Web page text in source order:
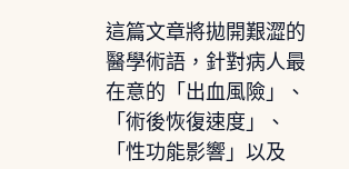
這篇文章將拋開艱澀的
醫學術語，針對病人最
在意的「出血風險」、
「術後恢復速度」、
「性功能影響」以及